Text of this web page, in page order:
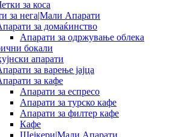
за коса
за нега|Мали Апарати
за домаќинство
Апарати за одржување облека
бокали
апарати
за варење јајца
за кафе
Апарати за еспресо
Апарати за турско кафе
Апарати за филтер кафе
Кафе
Шејкери|Мали Апарати